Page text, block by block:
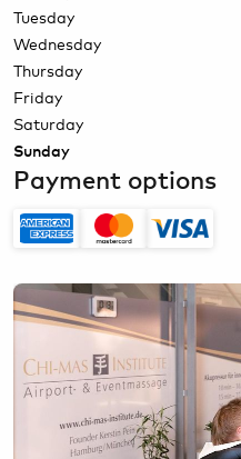
Tuesday
Wednesday
Thursday
Friday
Saturday
Sunday
Payment options